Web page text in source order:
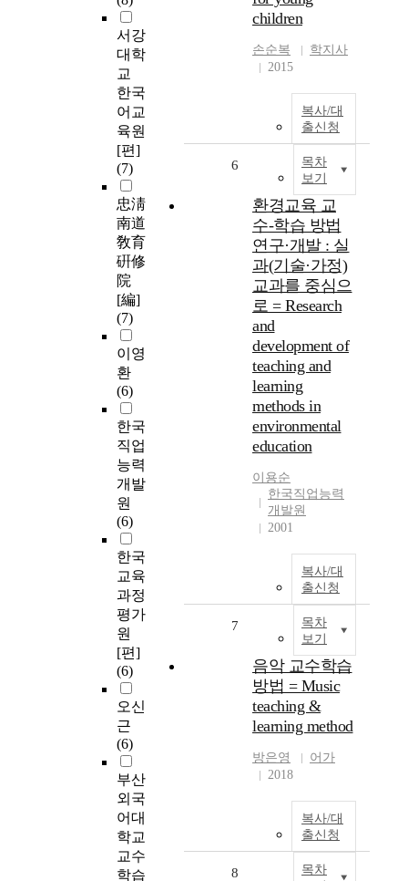
서강
대학
교
한국
어교
육원
[편]
(7)
忠淸
南道
敎育
硏修
院
[編]
(7)
이영
환
(6)
한국
직업
능력
개발
원
(6)
한국
교육
과정
평가
원
[편]
(6)
오신
근
(6)
부산
외국
어대
학교
교수
학습
children
손순복
학지사
2015
복사/대
출신청
목차
보기
6
환경교육 교
수-학습 방법
연구·개발 : 실
과(기술·가정)
교과를 중심으
로 = Research
and
development of
teaching and
learning
methods in
environmental
education
이용순
한국직업능력
개발원
2001
복사/대
출신청
목차
보기
7
음악 교수학습
방법 = Music
teaching &
learning method
방은영
어가
2018
복사/대
출신청
목차
8